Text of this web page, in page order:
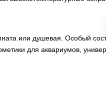
или душевая. Особый
для аквариумов,